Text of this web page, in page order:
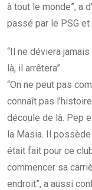
à tout le monde”, a
passé par le PSG
“Il ne déviera
là, il arrêtera”
“On ne peut pas
connaît pas
découle de là. Pep
la Masia. Il
était fait pour ce
commencer sa
endroit”, a aussi